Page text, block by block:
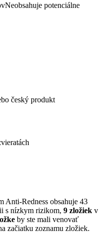
Neobsahuje potenciálne
český produkt
Anti-Redness obsahuje 43
s nízkym rizikom, 9 zložiek v
by ste mali venovať
začiatku zoznamu zložiek.